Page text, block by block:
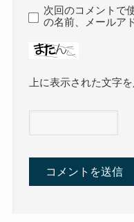
次回のコメントで
の名前、メールア
上に表示された文字